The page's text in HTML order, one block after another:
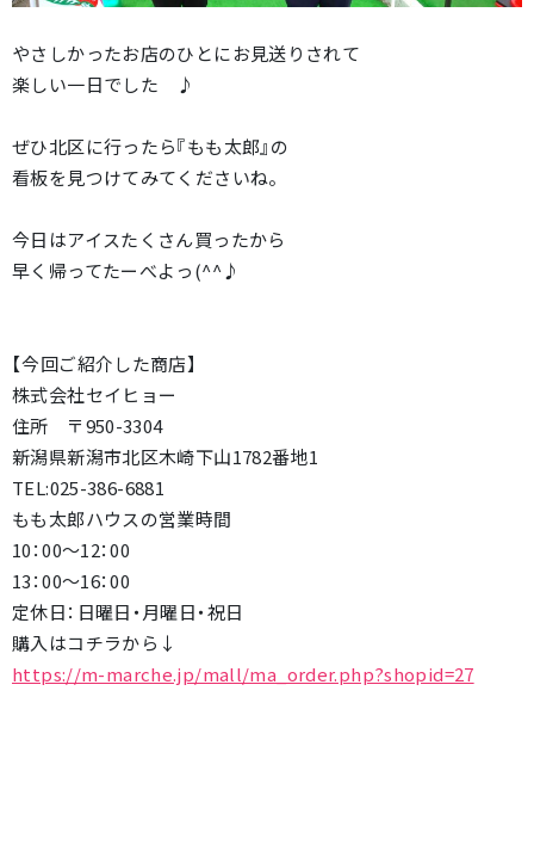
やさしかったお店のひとにお見送りされて
楽しい一日でした ♪
ぜひ北区に行ったら『もも太郎』の
看板を見つけてみてくださいね。
今日はアイスたくさん買ったから
早く帰ってたーべよっ(^^♪
【今回ご紹介した商店】
株式会社セイヒョー
住所 〒950-3304
新潟県新潟市北区木崎下山1782番地1
TEL:025-386-6881
もも太郎ハウスの営業時間
10：00～12：00
13：00～16：00
定休日：日曜日・月曜日・祝日
購入はコチラから↓
https://m-marche.jp/mall/ma_order.php?shopid=27